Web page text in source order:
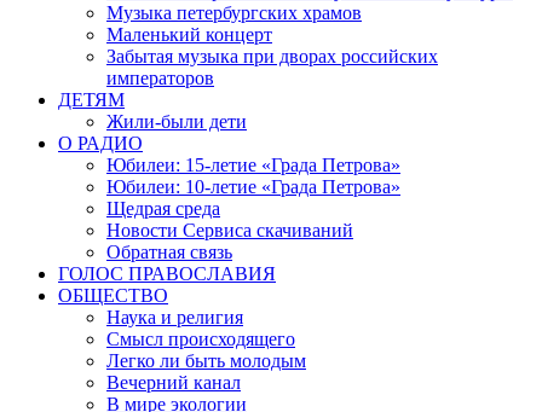
Музыка петербургских храмов
Маленький концерт
Забытая музыка при дворах российских
императоров
ДЕТЯМ
Жили-были дети
О РАДИО
Юбилеи: 15-летие «Града Петрова»
Юбилеи: 10-летие «Града Петрова»
Щедрая среда
Новости Сервиса скачиваний
Обратная связь
ГОЛОС ПРАВОСЛАВИЯ
ОБЩЕСТВО
Наука и религия
Смысл происходящего
Легко ли быть молодым
Вечерний канал
В мире экологии